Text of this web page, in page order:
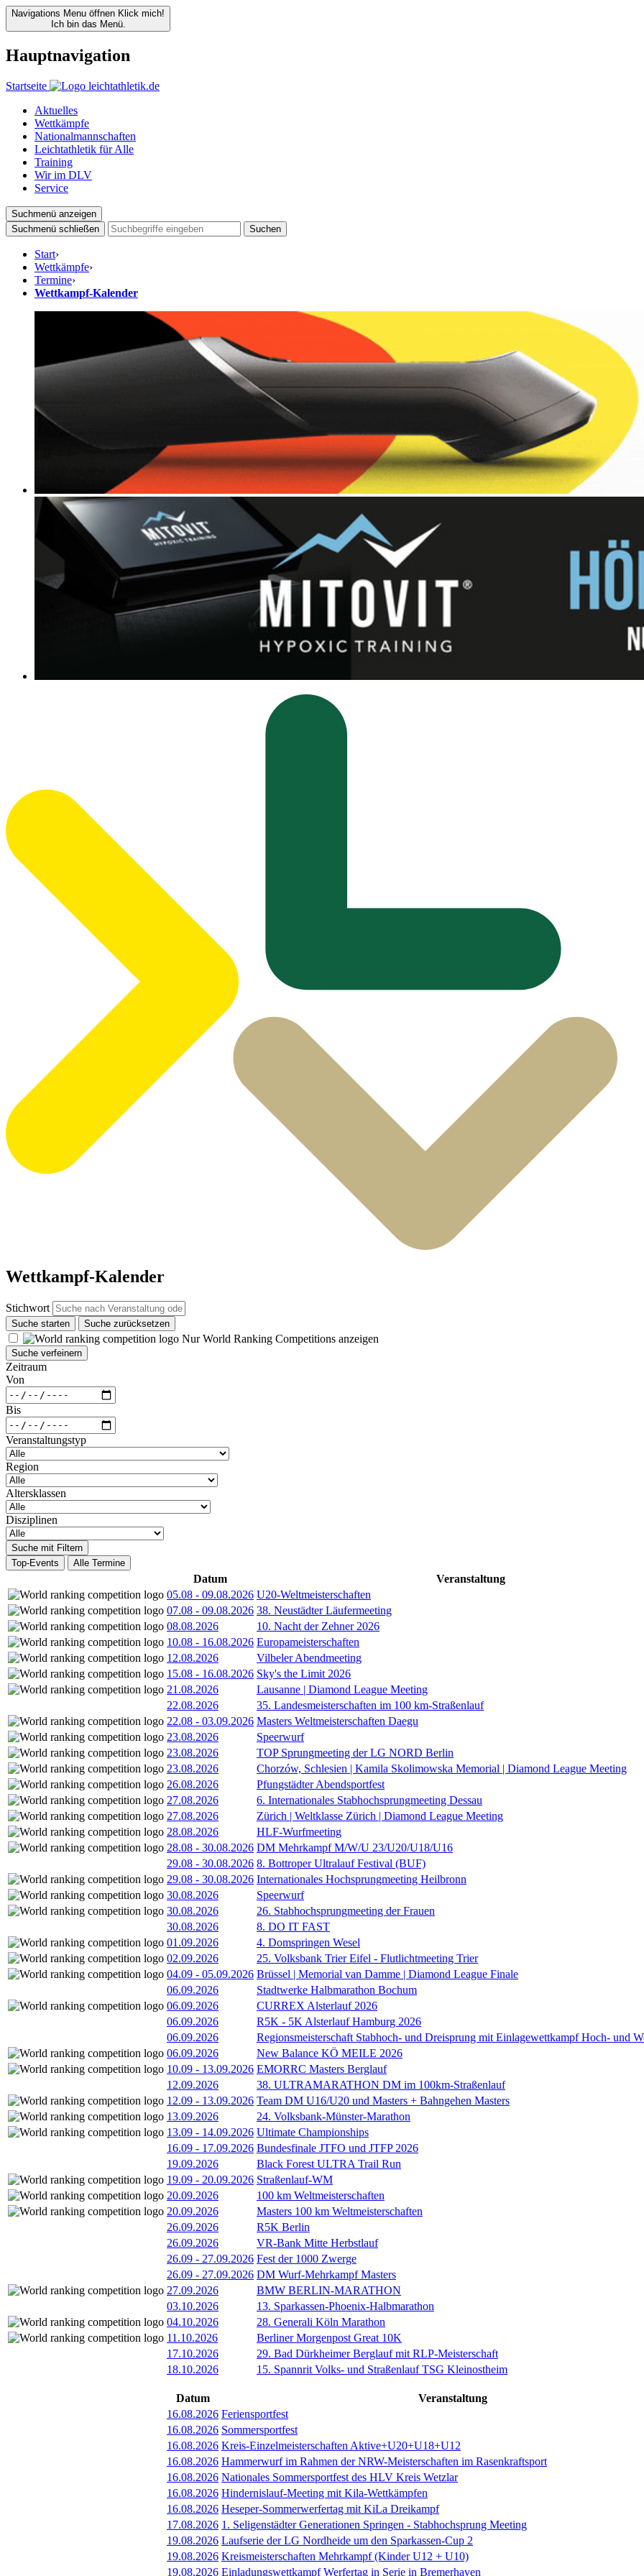
Navigations Menu öffnen Klick mich!
Ich bin das Menü.
Hauptnavigation
Startseite
Aktuelles
Wettkämpfe
Nationalmannschaften
Leichtathletik für Alle
Training
Wir im DLV
Service
Suchmenü anzeigen
Suchmenü schließen
Suchen
Start›
Wettkämpfe›
Termine›
Wettkampf-Kalender
Wettkampf-Kalender
Stichwort
Suche starten Suche zurücksetzen
Nur World Ranking Competitions anzeigen
Suche verfeinern
Zeitraum
Von
Bis
Veranstaltungstyp
Region
Altersklassen
Disziplinen
Suche mit Filtern
Top-Events
Alle Termine
Datum Veranstaltung
05.08 - 09.08.2026 U20-Weltmeisterschaften
07.08 - 09.08.2026 38. Neustädter Läufermeeting
08.08.2026
10. Nacht der Zehner 2026
10.08 - 16.08.2026 Europameisterschaften
12.08.2026
Vilbeler Abendmeeting
15.08 - 16.08.2026 Sky's the Limit 2026
21.08.2026
Lausanne | Diamond League Meeting
22.08.2026
35. Landesmeisterschaften im 100 km-Straßenlauf
22.08 - 03.09.2026 Masters Weltmeisterschaften Daegu
23.08.2026
Speerwurf
23.08.2026
TOP Sprungmeeting der LG NORD Berlin
23.08.2026
Chorzów, Schlesien | Kamila Skolimowska Memorial | Diamond League Meeting
26.08.2026
Pfungstädter Abendsportfest
27.08.2026
6. Internationales Stabhochsprungmeeting Dessau
27.08.2026
Zürich | Weltklasse Zürich | Diamond League Meeting
28.08.2026
HLF-Wurfmeeting
28.08 - 30.08.2026 DM Mehrkampf M/W/U 23/U20/U18/U16
29.08 - 30.08.2026 8. Bottroper Ultralauf Festival (BUF)
29.08 - 30.08.2026 Internationales Hochsprungmeeting Heilbronn
30.08.2026
Speerwurf
30.08.2026
26. Stabhochsprungmeeting der Frauen
30.08.2026
8. DO IT FAST
01.09.2026
4. Domspringen Wesel
02.09.2026
25. Volksbank Trier Eifel - Flutlichtmeeting Trier
04.09 - 05.09.2026 Brüssel | Memorial van Damme | Diamond League Finale
06.09.2026
Stadtwerke Halbmarathon Bochum
06.09.2026
CURREX Alsterlauf 2026
06.09.2026
R5K - 5K Alsterlauf Hamburg 2026
06.09.2026
Regionsmeisterschaft Stabhoch- und Dreisprung mit Einlagewettkampf Hoch- und
06.09.2026
New Balance KÖ MEILE 2026
10.09 - 13.09.2026 EMORRC Masters Berglauf
12.09.2026
38. ULTRAMARATHON DM im 100km-Straßenlauf
12.09 - 13.09.2026 Team DM U16/U20 und Masters + Bahngehen Masters
13.09.2026
24. Volksbank-Münster-Marathon
13.09 - 14.09.2026 Ultimate Championships
16.09 - 17.09.2026 Bundesfinale JTFO und JTFP 2026
19.09.2026
Black Forest ULTRA Trail Run
19.09 - 20.09.2026 Straßenlauf-WM
20.09.2026
100 km Weltmeisterschaften
20.09.2026
Masters 100 km Weltmeisterschaften
26.09.2026
R5K Berlin
26.09.2026
VR-Bank Mitte Herbstlauf
26.09 - 27.09.2026 Fest der 1000 Zwerge
26.09 - 27.09.2026 DM Wurf-Mehrkampf Masters
27.09.2026
BMW BERLIN-MARATHON
03.10.2026
13. Sparkassen-Phoenix-Halbmarathon
04.10.2026
28. Generali Köln Marathon
11.10.2026
Berliner Morgenpost Great 10K
17.10.2026
29. Bad Dürkheimer Berglauf mit RLP-Meisterschaft
18.10.2026
15. Spannrit Volks- und Straßenlauf TSG Kleinostheim
Datum Veranstaltung
16.08.2026 Feriensportfest
16.08.2026 Sommersportfest
16.08.2026 Kreis-Einzelmeisterschaften Aktive+U20+U18+U12
16.08.2026 Hammerwurf im Rahmen der NRW-Meisterschaften im Rasenkraftsport
16.08.2026 Nationales Sommersportfest des HLV Kreis Wetzlar
16.08.2026 Hindernislauf-Meeting mit Kila-Wettkämpfen
16.08.2026 Heseper-Sommerwerfertag mit KiLa Dreikampf
17.08.2026 1. Seligenstädter Generationen Springen - Stabhochsprung Meeting
19.08.2026 Laufserie der LG Nordheide um den Sparkassen-Cup 2
19.08.2026 Kreismeisterschaften Mehrkampf (Kinder U12 + U10)
19.08.2026 Einladungswettkampf Werfertag in Serie in Bremerhaven